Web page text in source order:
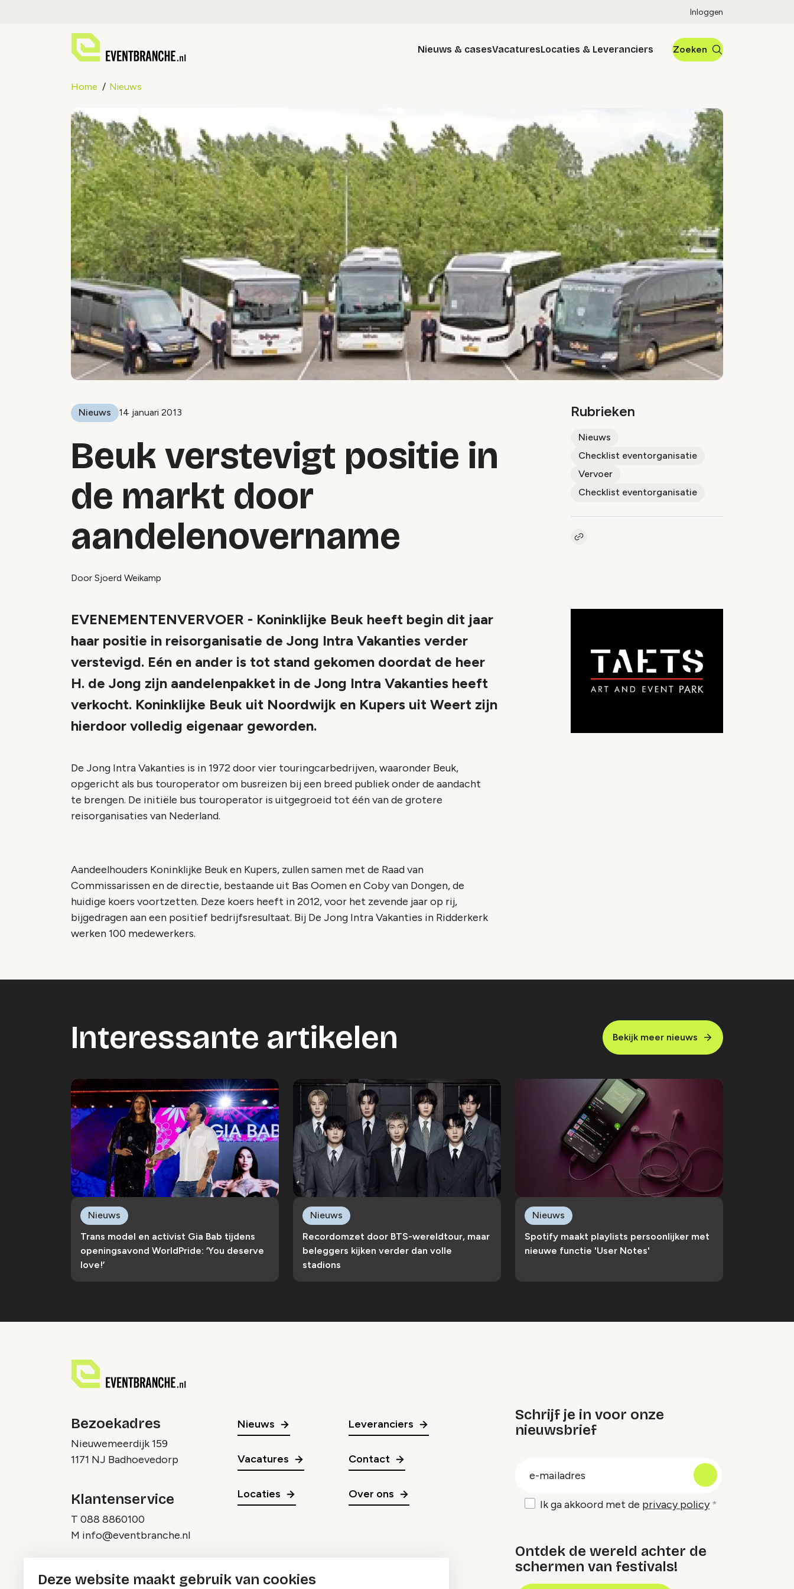
Deze website maakt gebruik van cookies
Inloggen
Nieuws & casesVacaturesLocaties & Leveranciers Zoeken
Home Nieuws
Nieuws 14 januari 2013
Beuk verstevigt positie in
de markt door
aandelenovername
Door Sjoerd Weikamp
Rubrieken
Nieuws
Checklist eventorganisatie
Vervoer
Checklist eventorganisatie
Kopieer link naar artikel
EVENEMENTENVERVOER - Koninklijke Beuk heeft begin dit jaar
haar positie in reisorganisatie de Jong Intra Vakanties verder
verstevigd. Eén en ander is tot stand gekomen doordat de heer
H. de Jong zijn aandelenpakket in de Jong Intra Vakanties heeft
verkocht. Koninklijke Beuk uit Noordwijk en Kupers uit Weert zijn
hierdoor volledig eigenaar geworden.
De Jong Intra Vakanties is in 1972 door vier touringcarbedrijven, waaronder Beuk,
opgericht als bus touroperator om busreizen bij een breed publiek onder de aandacht
te brengen. De initiële bus touroperator is uitgegroeid tot één van de grotere
reisorganisaties van Nederland.
Aandeelhouders Koninklijke Beuk en Kupers, zullen samen met de Raad van
Commissarissen en de directie, bestaande uit Bas Oomen en Coby van Dongen, de
huidige koers voortzetten. Deze koers heeft in 2012, voor het zevende jaar op rij,
bijgedragen aan een positief bedrijfsresultaat. Bij De Jong Intra Vakanties in Ridderkerk
werken 100 medewerkers.
Interessante artikelen Bekijk meer nieuws
Trans model en activist Gia Bab tijdens
openingsavond WorldPride: ‘You deserve
love!’
Nieuws
Recordomzet door BTS-wereldtour, maar
beleggers kijken verder dan volle
stadions
Nieuws
Spotify maakt playlists persoonlijker met
nieuwe functie 'User Notes'
Nieuws
Bezoekadres
Nieuwemeerdijk 159
1171 NJ Badhoevedorp
Klantenservice
T 088 8860100
M info@eventbranche.nl
Nieuws
Vacatures
Locaties
Leveranciers
Contact
Over ons
Schrijf je in voor onze
nieuwsbrief
Ik ga akkoord met de privacy policy
Ontdek de wereld achter de
schermen van festivals!